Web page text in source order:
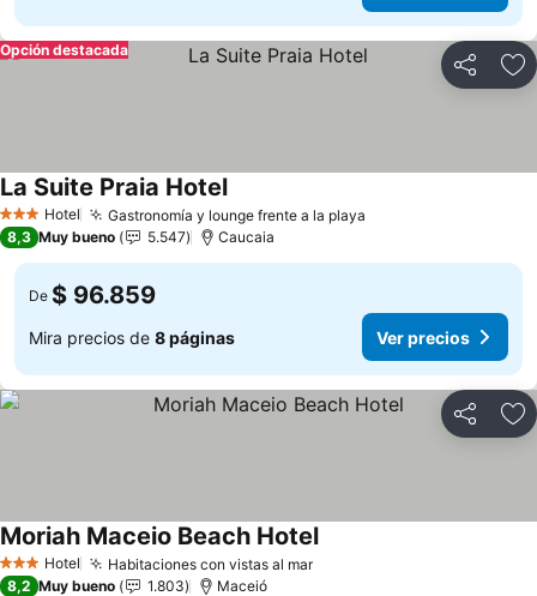
Compartir
Opción destacada
3 Estrellas
Hotel Gastronomía y lounge frente a la playa
La Suite Praia Hotel
8,3 Muy bueno 5.547 Caucaia
De $ 96.859
Mira precios de 8 páginas Ver precios
Compartir
3 Estrellas
Hotel Habitaciones con vistas al mar
Moriah Maceio Beach Hotel
8,2 Muy bueno 1.803 Maceió